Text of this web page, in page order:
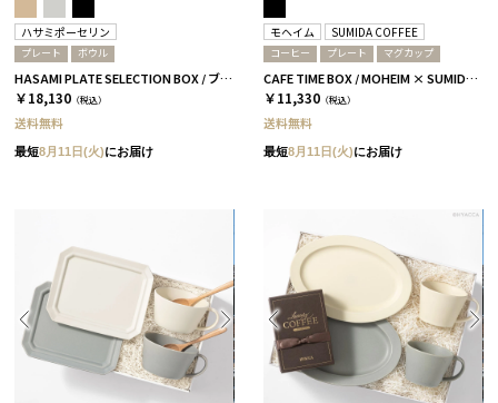
ハサミポーセリン
プレート ボウル
HASAMI PLATE SELECTION BOX / ブラック［ハサミポーセリン］
￥18,130 （税込）
送料無料
最短8月11日(火)にお届け
モヘイム SUMIDA COFFEE
コーヒー プレート マグカップ
CAFE TIME BOX / MOHEIM × SUMIDA COFFEE / ブラック
￥11,330 （税込）
送料無料
最短8月11日(火)にお届け